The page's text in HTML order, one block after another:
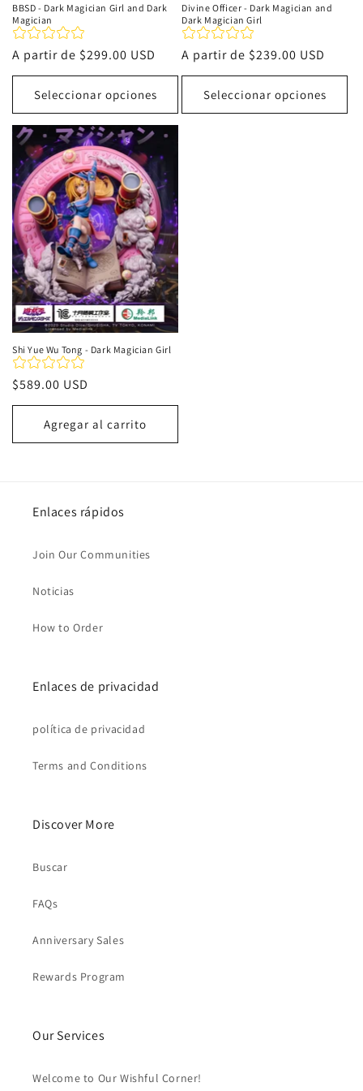
BBSD - Dark Magician Girl and Dark
Magician
Precio
habitual
A partir de $299.00 USD
Seleccionar opciones
Divine Officer - Dark Magician and
Dark Magician Girl
Precio
habitual
A partir de $239.00 USD
Seleccionar opciones
Shi Yue Wu Tong - Dark Magician Girl
Precio
habitual
$589.00 USD
Agregar al carrito
Enlaces rápidos
Join Our Communities
Noticias
How to Order
Enlaces de privacidad
política de privacidad
Terms and Conditions
Discover More
Buscar
FAQs
Anniversary Sales
Rewards Program
Our Services
Welcome to Our Wishful Corner!